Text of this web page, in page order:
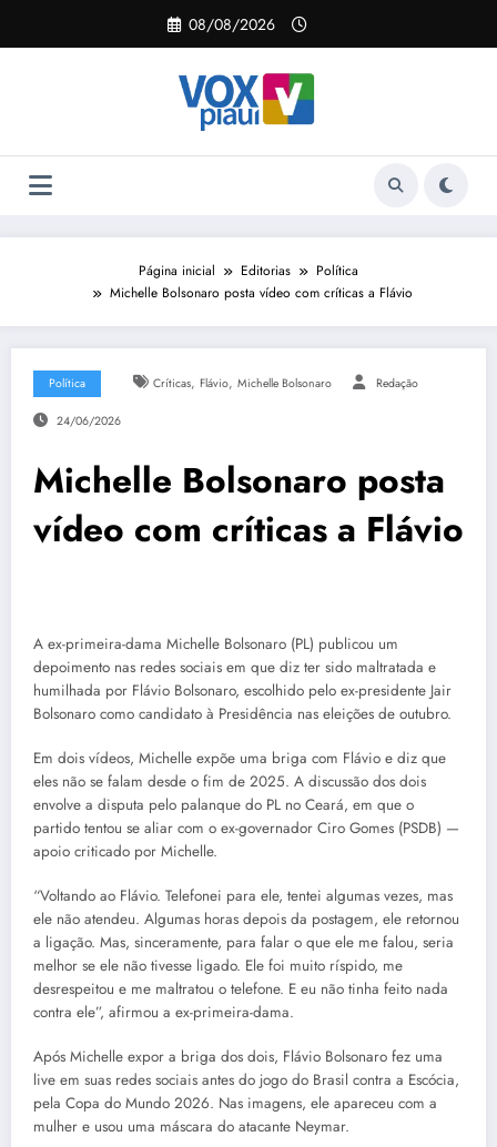
o
08/08/2026
Página inicial Editorias
Política
Michelle Bolsonaro posta vídeo com críticas a Flávio
Política Críticas, Flávio, Michelle Bolsonaro Redação
24/06/2026
Michelle Bolsonaro posta
vídeo com críticas a Flávio
A ex-primeira-dama Michelle Bolsonaro (PL) publicou um
depoimento nas redes sociais em que diz ter sido maltratada e
humilhada por Flávio Bolsonaro, escolhido pelo ex-presidente Jair
Bolsonaro como candidato à Presidência nas eleições de outubro.
Em dois vídeos, Michelle expõe uma briga com Flávio e diz que
eles não se falam desde o fim de 2025. A discussão dos dois
envolve a disputa pelo palanque do PL no Ceará, em que o
partido tentou se aliar com o ex-governador Ciro Gomes (PSDB) —
apoio criticado por Michelle.
“Voltando ao Flávio. Telefonei para ele, tentei algumas vezes, mas
ele não atendeu. Algumas horas depois da postagem, ele retornou
a ligação. Mas, sinceramente, para falar o que ele me falou, seria
melhor se ele não tivesse ligado. Ele foi muito ríspido, me
desrespeitou e me maltratou o telefone. E eu não tinha feito nada
contra ele”, afirmou a ex-primeira-dama.
Após Michelle expor a briga dos dois, Flávio Bolsonaro fez uma
live em suas redes sociais antes do jogo do Brasil contra a Escócia,
pela Copa do Mundo 2026. Nas imagens, ele apareceu com a
mulher e usou uma máscara do atacante Neymar.